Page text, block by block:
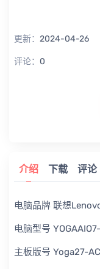
更新： 2024-04-26
评论： 0
介绍 下载 评论
电脑品牌 联想
电脑型号
主板版号 Yoga27-